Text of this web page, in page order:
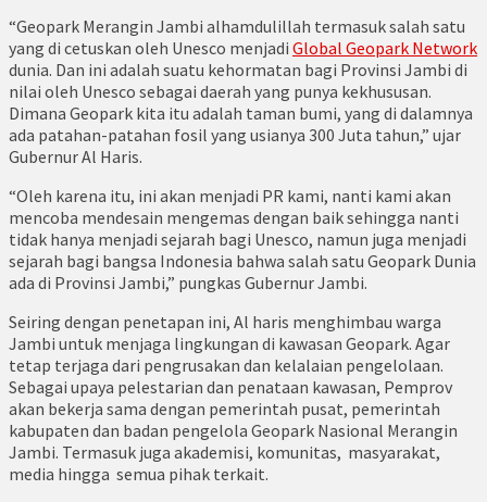
“Geopark Merangin Jambi alhamdulillah termasuk salah satu
yang di cetuskan oleh Unesco menjadi Global Geopark Network
dunia. Dan ini adalah suatu kehormatan bagi Provinsi Jambi di
nilai oleh Unesco sebagai daerah yang punya kekhususan.
Dimana Geopark kita itu adalah taman bumi, yang di dalamnya
ada patahan-patahan fosil yang usianya 300 Juta tahun,” ujar
Gubernur Al Haris.
“Oleh karena itu, ini akan menjadi PR kami, nanti kami akan
mencoba mendesain mengemas dengan baik sehingga nanti
tidak hanya menjadi sejarah bagi Unesco, namun juga menjadi
sejarah bagi bangsa Indonesia bahwa salah satu Geopark Dunia
ada di Provinsi Jambi,” pungkas Gubernur Jambi.
Seiring dengan penetapan ini, Al haris menghimbau warga
Jambi untuk menjaga lingkungan di kawasan Geopark. Agar
tetap terjaga dari pengrusakan dan kelalaian pengelolaan.
Sebagai upaya pelestarian dan penataan kawasan, Pemprov
akan bekerja sama dengan pemerintah pusat, pemerintah
kabupaten dan badan pengelola Geopark Nasional Merangin
Jambi. Termasuk juga akademisi, komunitas, masyarakat,
media hingga semua pihak terkait.